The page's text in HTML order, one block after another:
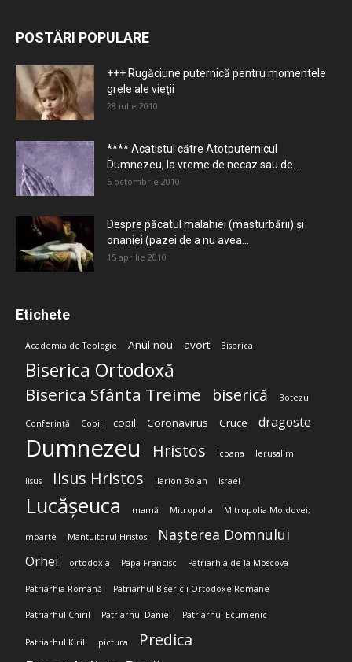
POSTĂRI POPULARE
+++ Rugăciune puternică pentru momentele
grele ale vieţii
28 iulie 2010
**** Acatistul către Atotputernicul
Dumnezeu, la vreme de necaz sau de...
5 octombrie 2010
Despre păcatul malahiei (masturbării) şi
onaniei (pazei de a nu avea...
15 aprilie 2010
Etichete
Academia de Teologie Anul nou avort Biserica
Biserica Ortodoxă
Biserica Sfânta Treime biserică Botezul
Conferință Copii copil Coronavirus Cruce dragoste
Dumnezeu Hristos Icoana Ierusalim
Iisus Iisus Hristos Ilarion Boian Israel
Lucășeuca mamă Mitropolia Mitropolia Moldovei;
moarte Mântuitorul Hristos Nașterea Domnului
Orhei ortodoxia Papa Francisc Patriarhia de la Moscova
Patriarhia Română Patriarhul Bisericii Ortodoxe Române
Patriarhul Chiril Patriarhul Daniel Patriarhul Ecumenic
Patriarhul Kirill pictura Predica